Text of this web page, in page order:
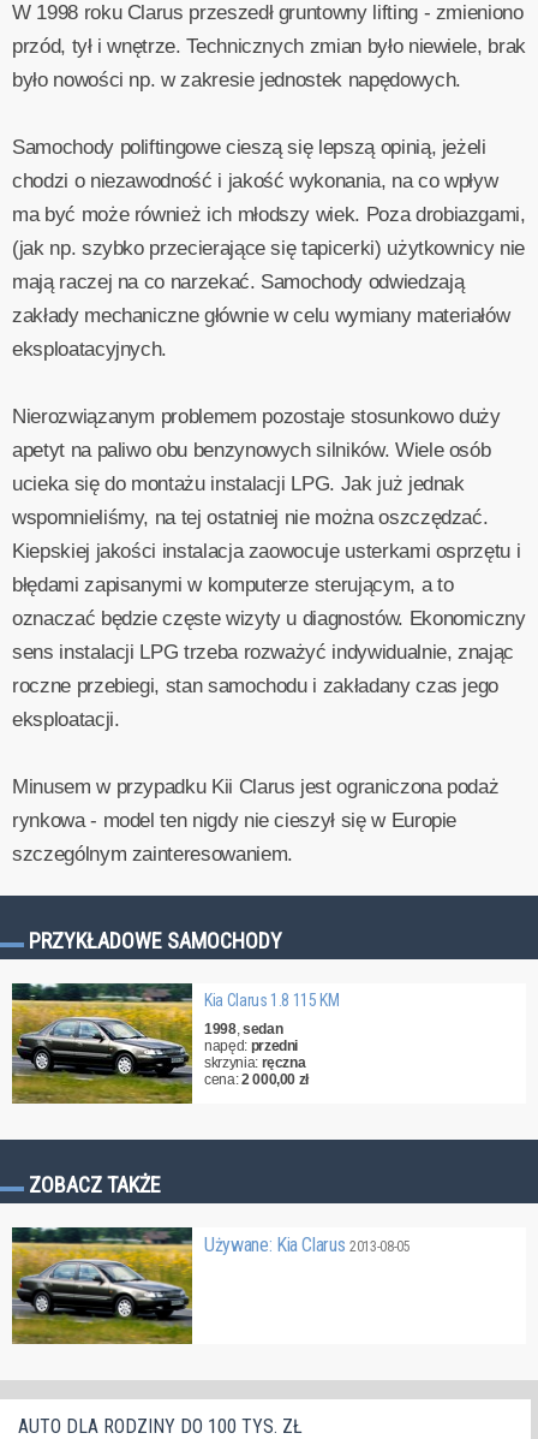
W 1998 roku Clarus przeszedł gruntowny lifting - zmieniono
przód, tył i wnętrze. Technicznych zmian było niewiele, brak
było nowości np. w zakresie jednostek napędowych.
Samochody poliftingowe cieszą się lepszą opinią, jeżeli
chodzi o niezawodność i jakość wykonania, na co wpływ
ma być może również ich młodszy wiek. Poza drobiazgami,
(jak np. szybko przecierające się tapicerki) użytkownicy nie
mają raczej na co narzekać. Samochody odwiedzają
zakłady mechaniczne głównie w celu wymiany materiałów
eksploatacyjnych.
Nierozwiązanym problemem pozostaje stosunkowo duży
apetyt na paliwo obu benzynowych silników. Wiele osób
ucieka się do montażu instalacji LPG. Jak już jednak
wspomnieliśmy, na tej ostatniej nie można oszczędzać.
Kiepskiej jakości instalacja zaowocuje usterkami osprzętu i
błędami zapisanymi w komputerze sterującym, a to
oznaczać będzie częste wizyty u diagnostów. Ekonomiczny
sens instalacji LPG trzeba rozważyć indywidualnie, znając
roczne przebiegi, stan samochodu i zakładany czas jego
eksploatacji.
Minusem w przypadku Kii Clarus jest ograniczona podaż
rynkowa - model ten nigdy nie cieszył się w Europie
szczególnym zainteresowaniem.
PRZYKŁADOWE SAMOCHODY
Kia Clarus 1.8 115 KM
1998,sedan
napęd: przedni
skrzynia: ręczna
cena:2 000,00 zł
ZOBACZ TAKŻE
Używane: Kia Clarus 2013-08-05
AUTO DLA RODZINY DO 100 TYS. ZŁ